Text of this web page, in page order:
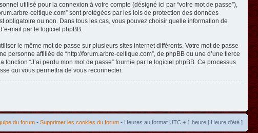
utilisé pour la connexion à votre compte (désigné ici par “votre mot de passe”),
celtique.com” sont protégées par les lois de protection des données
ou non. Dans tous les cas, vous pouvez choisir quelle information de
mail par le logiciel phpBB.
le même mot de passe sur plusieurs sites internet différents. Votre mot de passe
personne affiliée de “http://forum.arbre-celtique.com”, de phpBB ou une d’une tierce
“J’ai perdu mon mot de passe” fournie par le logiciel phpBB. Ce processus
qui vous permettra de vous reconnecter.
du forum • Supprimer les cookies du forum • Heures au format UTC + 1 heure [ Heure d’été ]